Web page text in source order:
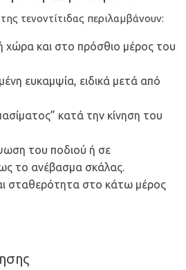
της τενοντίτιδας περιλαμβάνουν:
χώρα και στο πρόσθιο μέρος του
ευκαμψία, ειδικά μετά από
κατά την κίνηση του
του ποδιού ή σε
το ανέβασμα σκάλας.
σταθερότητα στο κάτω μέρος